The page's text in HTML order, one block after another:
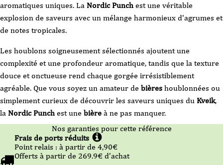
aromatiques uniques. La Nordic Punch est une véritable
explosion de saveurs avec un mélange harmonieux d'agrumes et
de notes tropicales.
Les houblons soigneusement sélectionnés ajoutent une
complexité et une profondeur aromatique, tandis que la texture
douce et onctueuse rend chaque gorgée irrésistiblement
agréable. Que vous soyez un amateur de bières houblonnées ou
simplement curieux de découvrir les saveurs uniques du Kveik,
la Nordic Punch est une bière à ne pas manquer.
Nos garanties pour cette référence
Frais de ports réduits
Point relais : à partir de 4,90€
Offerts à partir de 269.9€ d’achat